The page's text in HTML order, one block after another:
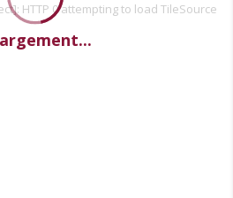
HTTP 0 attempting to load TileSource